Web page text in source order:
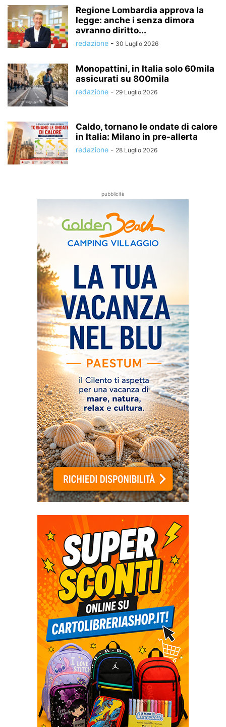
Regione Lombardia approva la
legge: anche i senza dimora
avranno diritto...
redazione - 30 Luglio 2026
Monopattini, in Italia solo 60mila
assicurati su 800mila
redazione - 29 Luglio 2026
Caldo, tornano le ondate di calore
in Italia: Milano in pre-allerta
redazione - 28 Luglio 2026
pubblicità